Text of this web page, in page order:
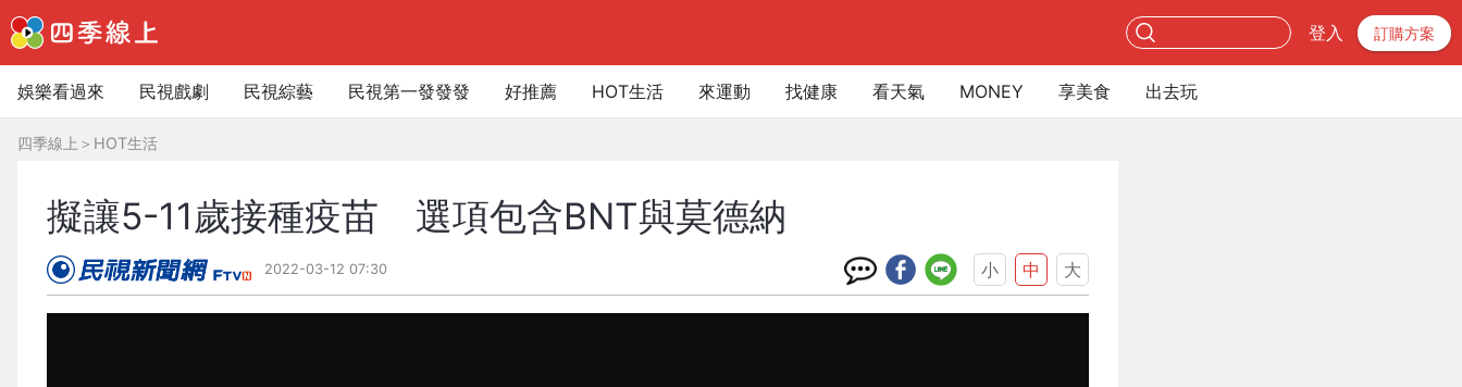
登入 訂購方案
娛樂看過來 民視戲劇 民視綜藝 民視第一發發發 好推薦 HOT生活 來運動 找健康 看天氣 MONEY 享美食 出去玩
四季線上 ＞ HOT生活
擬讓5-11歲接種疫苗 選項包含BNT與莫德納
2022-03-12 07:30 小 中 大